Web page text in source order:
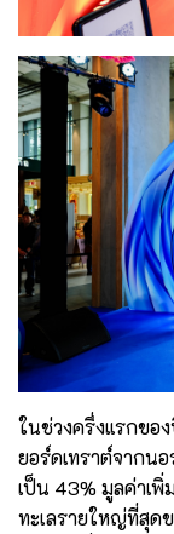
ในช่วงครึ่งแรกขอ
ยอร์ดเทราต์จากน
เป็น 43% มูลค่าเพิ่
ทะเลรายใหญ่ที่สุด